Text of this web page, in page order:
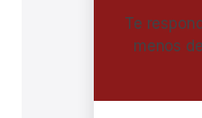
Te
menos